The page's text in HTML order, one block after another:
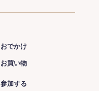
おでかけ
お買い物
参加する